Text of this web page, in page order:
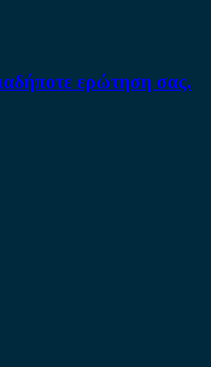
ερώτηση σας.